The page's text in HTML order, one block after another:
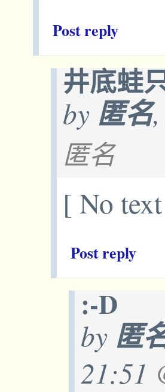
Post reply
井底蛙
by 匿名
匿名
[ No
Post reply
:-D
by 匿
21:51